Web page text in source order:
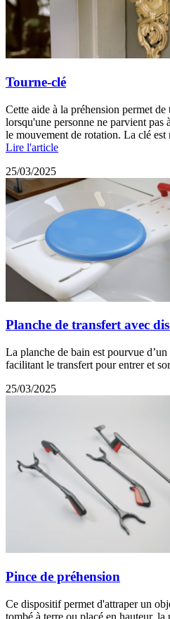
Tourne-clé
Cette aide à la préhension permet
lorsqu'une personne ne parvient pas
le mouvement de rotation. La clé
Lire l'article
25/03/2025
Planche de transfert avec
La planche de bain est pourvue
facilitant le transfert pour entrer et
25/03/2025
Pince de préhension
Ce dispositif permet d'attraper un
tombé à terre ou placé en hauteur,